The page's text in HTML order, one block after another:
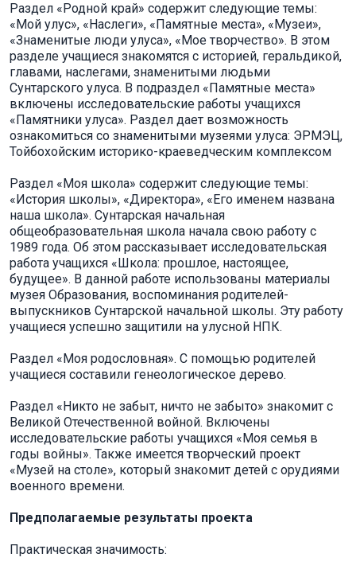
Раздел «Родной край» содержит следующие темы:
«Мой улус», «Наслеги», «Памятные места», «Музеи»,
«Знаменитые люди улуса», «Мое творчество». В этом
разделе учащиеся знакомятся с историей, геральдикой,
главами, наслегами, знаменитыми людьми
Сунтарского улуса. В подраздел «Памятные места»
включены исследовательские работы учащихся
«Памятники улуса». Раздел дает возможность
ознакомиться со знаменитыми музеями улуса: ЭРМЭЦ,
Тойбохойским историко-краеведческим комплексом
Раздел «Моя школа» содержит следующие темы:
«История школы», «Директора», «Его именем названа
наша школа». Сунтарская начальная
общеобразовательная школа начала свою работу с
1989 года. Об этом рассказывает исследовательская
работа учащихся «Школа: прошлое, настоящее,
будущее». В данной работе использованы материалы
музея Образования, воспоминания родителей-
выпускников Сунтарской начальной школы. Эту работу
учащиеся успешно защитили на улусной НПК.
Раздел «Моя родословная». С помощью родителей
учащиеся составили генеологическое дерево.
Раздел «Никто не забыт, ничто не забыто» знакомит с
Великой Отечественной войной. Включены
исследовательские работы учащихся «Моя семья в
годы войны». Также имеется творческий проект
«Музей на столе», который знакомит детей с орудиями
военного времени.
Предполагаемые результаты проекта
Практическая значимость: